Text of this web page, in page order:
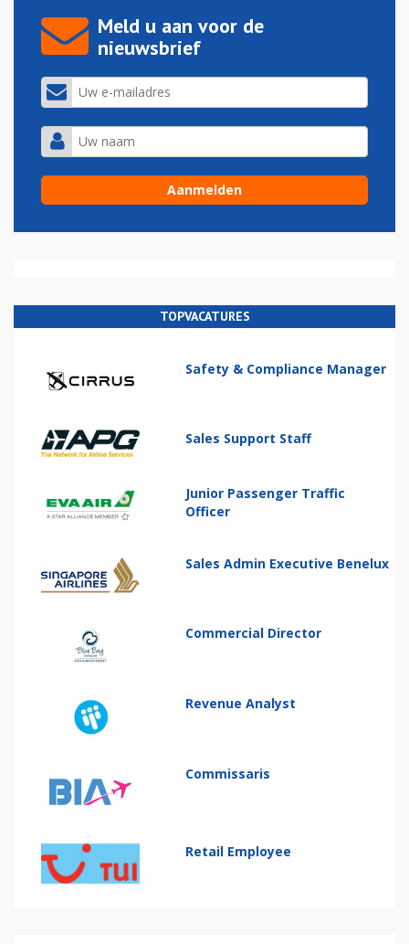
Meld u aan voor de
nieuwsbrief
TOPVACATURES
Safety & Compliance Manager
Sales Support Staff
Junior Passenger Traffic
Officer
Sales Admin Executive Benelux
Commercial Director
Revenue Analyst
Commissaris
Retail Employee